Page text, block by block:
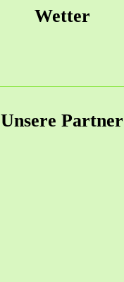
Wetter
Unsere Partner